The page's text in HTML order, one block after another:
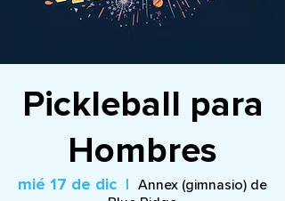
Pickleball para
Hombres
mié 17 de dic
  |
Annex (gimnasio) de